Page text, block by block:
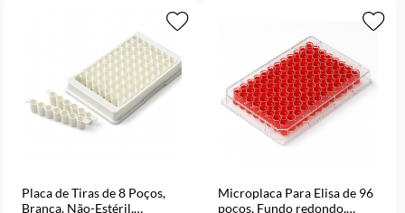
Placa de Tiras de 8 Poços,
Branca, Não-Estéril,
Microplaca Para Elisa de 96
poços, Fundo redondo,